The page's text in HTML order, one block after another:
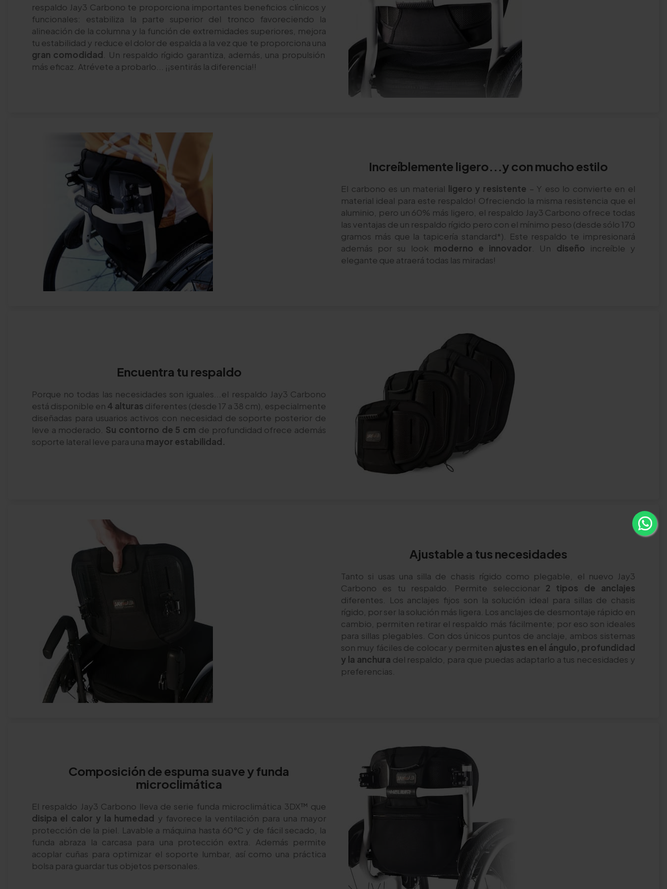
respaldo Jay3 Carbono te proporciona importantes beneficios clínicos y
funcionales: estabiliza la parte superior del tronco favoreciendo la
alineación de la columna y la función de extremidades superiores, mejora
tu estabilidad y reduce el dolor de espalda a la vez que te proporciona una
gran comodidad . Un respaldo rígido garantiza, además, una propulsión
más eficaz. Atrévete a probarlo... ¡¡sentirás la diferencia!!
Increíblemente ligero...y con mucho estilo
El carbono es un material ligero y resistente – Y eso lo convierte en el
material ideal para este respaldo! Ofreciendo la misma resistencia que el
aluminio, pero un 60% más ligero, el respaldo Jay3 Carbono ofrece todas
las ventajas de un respaldo rígido pero con el mínimo peso (desde sólo 170
gramos más que la tapicería standard*). Este respaldo te impresionará
además por su look moderno e innovador . Un diseño increíble y
elegante que atraerá todas las miradas!
Encuentra tu respaldo
Porque no todas las necesidades son iguales...el respaldo Jay3 Carbono
está disponible en 4 alturas diferentes (desde 17 a 38 cm), especialmente
diseñadas para usuarios activos con necesidad de soporte posterior de
leve a moderado. Su contorno de 5 cm de profundidad ofrece además
soporte lateral leve para una mayor estabilidad.
Ajustable a tus necesidades
Tanto si usas una silla de chasis rígido como plegable, el nuevo Jay3
Carbono es tu respaldo. Permite seleccionar 2 tipos de anclajes
diferentes. Los anclajes fijos son la solución ideal para sillas de chasis
rígido, por ser la solución más ligera. Los anclajes de desmontaje rápido en
cambio, permiten retirar el respaldo más fácilmente; por eso son ideales
para sillas plegables. Con dos únicos puntos de anclaje, ambos sistemas
son muy fáciles de colocar y permiten ajustes en el ángulo, profundidad
y la anchura del respaldo, para que puedas adaptarlo a tus necesidades y
preferencias.
Composición de espuma suave y funda
microclimática
El respaldo Jay3 Carbono lleva de serie funda microclimática 3DX™ que
disipa el calor y la humedad y favorece la ventilación para una mayor
protección de la piel. Lavable a máquina hasta 60°C y de fácil secado, la
funda abraza la carcasa para una protección extra. Además permite
acoplar cuñas para optimizar el soporte lumbar, así como una práctica
bolsa para guardar tus objetos personales.